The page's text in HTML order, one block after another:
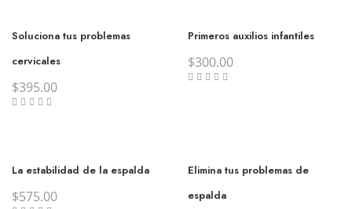
Soluciona tus problemas
cervicales
$395.00
Primeros auxilios infantiles
$300.00
La estabilidad de la espalda
$575.00
Elimina tus problemas de
espalda